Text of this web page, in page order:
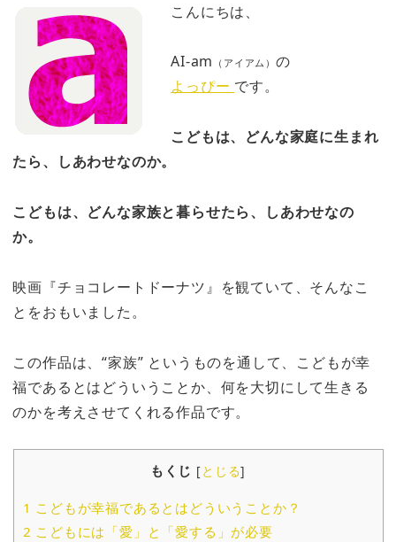
こんにちは、
AI-am （アイアム） の
よっぴー です。
こどもは、どんな家庭に生まれ
たら、しあわせなのか。
こどもは、どんな家族と暮らせたら、しあわせなの
か。
映画『チョコレートドーナツ』を観ていて、そんなこ
とをおもいました。
この作品は、“家族” というものを通して、こどもが幸
福であるとはどういうことか、何を大切にして生きる
のかを考えさせてくれる作品です。
もくじ [とじる]
1 こどもが幸福であるとはどういうことか？
2 こどもには「愛」と「愛する」が必要